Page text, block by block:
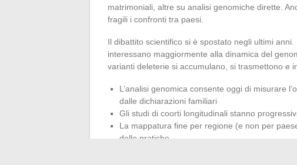
matrimoniali, altre su analisi genomiche dirette.
fragili i confronti tra paesi.
Il dibattito scientifico si è spostato negli ultimi
interessano maggiormente alla dinamica del
varianti deleterie si accumulano, si trasmettono e
L’analisi genomica consente oggi di misurare
dalle dichiarazioni familiari
Gli studi di coorti longitudinali stanno
La mappatura fine per regione (e non per
delle pratiche